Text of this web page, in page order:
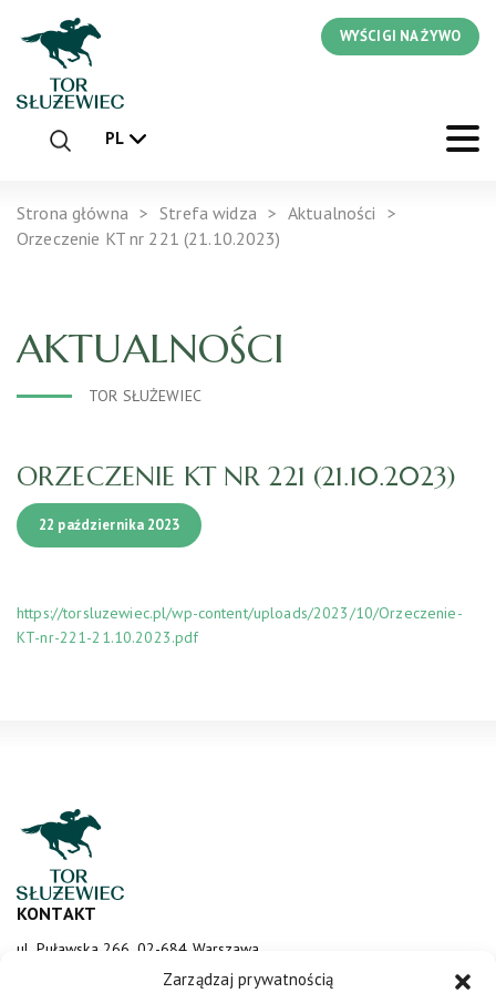
Zarządzaj prywatnością
WYŚCIGI NA ŻYWO
PL
Strona główna Strefa widza
Aktualności
Orzeczenie KT nr 221 (21.10.2023)
AKTUALNOŚCI
TOR SŁUŻEWIEC
ORZECZENIE KT NR 221 (21.10.2023)
22 października 2023
https://torsluzewiec.pl/wp-content/uploads/2023/10/Orzeczenie-
KT-nr-221-21.10.2023.pdf
KONTAKT
ul. Puławska 266, 02-684 Warszawa
sluzewiec@totalizator.pl